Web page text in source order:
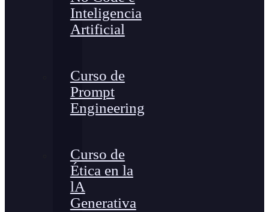
Inteligencia
Artificial
Curso de
Prompt
Engineering
Curso de
Ética en la
lA
Generativa